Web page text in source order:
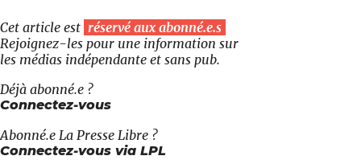
Cet article est réservé aux abonné.e.s
Rejoignez-les pour une information sur
les médias indépendante et sans pub.
Déjà abonné.e ?
Connectez-vous
Abonné.e La Presse Libre ?
Connectez-vous via LPL